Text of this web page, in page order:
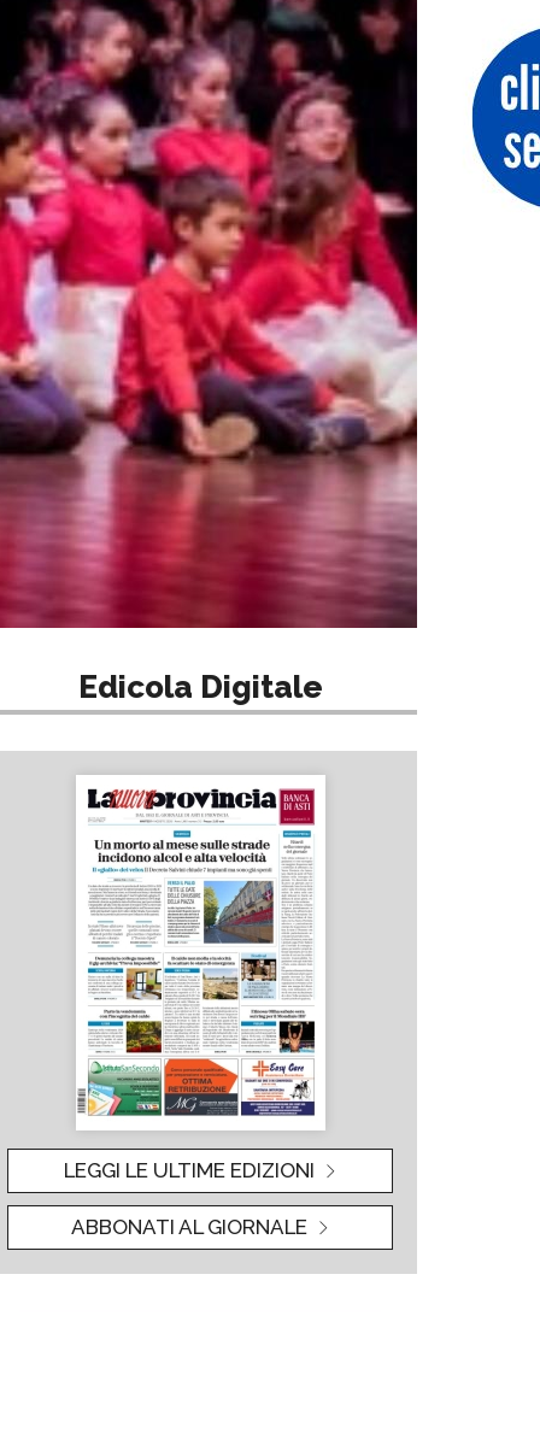
Edicola Digitale
LEGGI LE ULTIME EDIZIONI
ABBONATI AL GIORNALE